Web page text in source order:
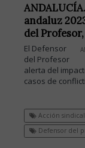
andaluz
del
El Defensor
del Profesor
alerta del
casos de
Acción sindical
Defensor del